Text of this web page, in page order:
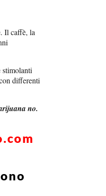
Il caffè, la
stimolanti
differenti
no.